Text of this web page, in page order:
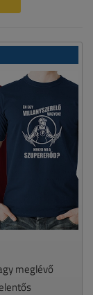
meglévő